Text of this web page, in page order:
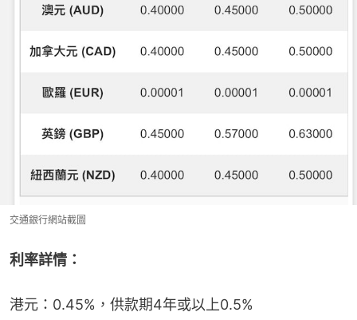
交通銀行網站截圖
利率詳情：
港元：0.45%，供款期4年或以上0.5%